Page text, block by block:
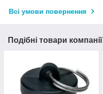
Всі умови повернення
Подібні товари компанії